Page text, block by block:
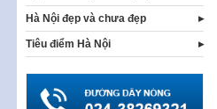
Hà Nội đẹp và chưa đẹp
Tiêu điểm Hà Nội